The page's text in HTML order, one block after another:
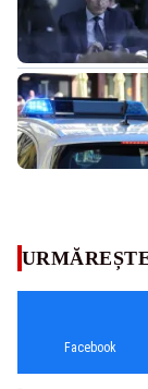
Facebook